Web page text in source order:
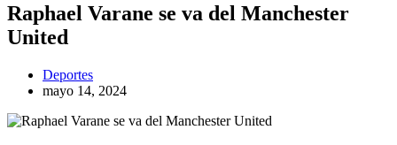
Raphael Varane se va del Manchester
United
Deportes
mayo 14, 2024